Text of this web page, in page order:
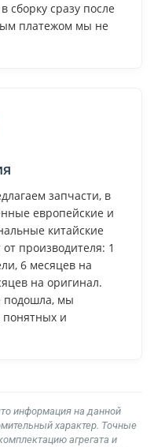
сборку сразу после
платежом мы не
запчасти, в
европейские и
китайские
производителя: 1
6 месяцев на
на оригинал.
подошла, мы
и
информация на данной
характер. Точные
агрегата и